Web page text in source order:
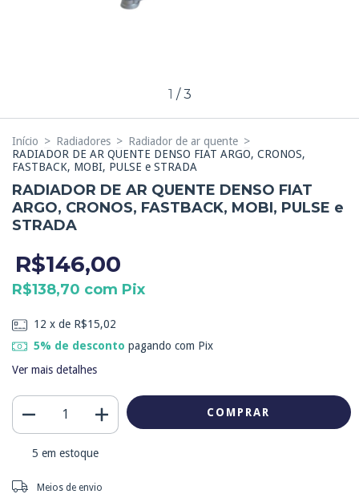
1 /3
Início > Radiadores > Radiador de ar quente >
RADIADOR DE AR QUENTE DENSO FIAT ARGO, CRONOS,
FASTBACK, MOBI, PULSE e STRADA
RADIADOR DE AR QUENTE DENSO FIAT
ARGO, CRONOS, FASTBACK, MOBI, PULSE e
STRADA
R$146,00
R$138,70 com Pix
12 x de R$15,02
5% de desconto pagando com Pix
Ver mais detalhes
5 em estoque
Entregas para o CEP:
Meios de envio